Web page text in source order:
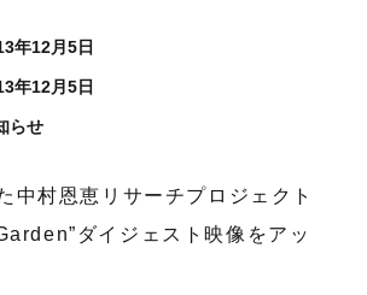
ー
サポーター
年12月5日
年12月5日
らせ
中村恩恵リサーチプロジェクト
ダイジェスト映像をアッ